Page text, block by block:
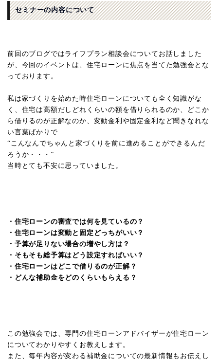
セミナーの内容について
前回のブログではライフプラン相談会についてお話しました
が、今回のイベントは、住宅ローンに焦点を当てた勉強会とな
っております。
私は家づくりを始めた時住宅ローンについても全く知識がな
く、住宅は高額だしどれくらいの額を借りられるのか、どこか
ら借りるのが正解なのか、変動金利や固定金利など聞きなれな
い言葉ばかりで
“こんなんでちゃんと家づくりを前に進めることができるんだ
ろうか・・・”
当時とても不安に思っていました。
・住宅ローンの審査では何を見ているの？
・住宅ローンは変動と固定どっちがいい？
・予算が足りない場合の増やし方は？
・そもそも総予算はどう設定すればいい？
・住宅ローンはどこで借りるのが正解？
・どんな補助金をどのくらいもらえる？
この勉強会では、専門の住宅ローンアドバイザーが住宅ローン
についてわかりやすくお教えします。
また、毎年内容が変わる補助金についての最新情報もお伝えし